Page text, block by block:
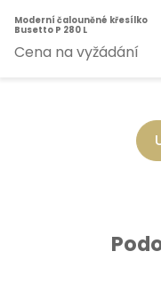
Moderní čalouněné křesílko
Busetto P 280 L
Cena na vyžádání